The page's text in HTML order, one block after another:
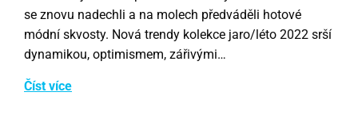
se znovu nadechli a na molech předváděli hotové
módní skvosty. Nová trendy kolekce jaro/léto 2022 srší
dynamikou, optimismem, zářivými…
Číst více